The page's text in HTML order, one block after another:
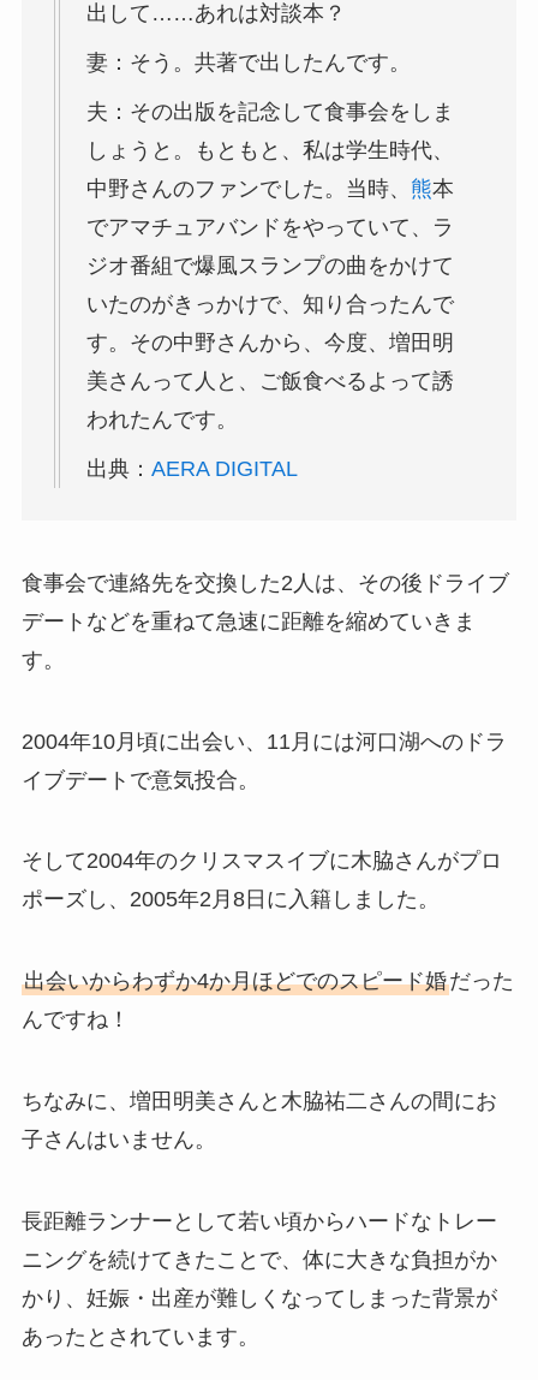
出して……あれは対談本？
妻：そう。共著で出したんです。
夫：その出版を記念して食事会をしま
しょうと。もともと、私は学生時代、
中野さんのファンでした。当時、 熊本
でアマチュアバンドをやっていて、ラ
ジオ番組で爆風スランプの曲をかけて
いたのがきっかけで、知り合ったんで
す。その中野さんから、今度、増田明
美さんって人と、ご飯食べるよって誘
われたんです。
出典： AERA DIGITAL
食事会で連絡先を交換した2人は、その後ドライブ
デートなどを重ねて急速に距離を縮めていきま
す。
2004年10月頃に出会い、11月には河口湖へのドラ
イブデートで意気投合。
そして2004年のクリスマスイブに木脇さんがプロ
ポーズし、2005年2月8日に入籍しました。
出会いからわずか4か月ほどでのスピード婚だった
んですね！
ちなみに、増田明美さんと木脇祐二さんの間にお
子さんはいません。
長距離ランナーとして若い頃からハードなトレー
ニングを続けてきたことで、体に大きな負担がか
かり、妊娠・出産が難しくなってしまった背景が
あったとされています。